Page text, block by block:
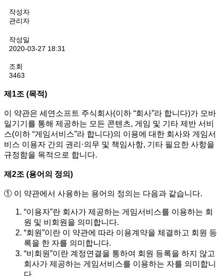
작성자
관리자
작성일
2020-03-27 18:31
조회
3463
제1조 (목적)
이 약관은 세연소프트 주식회사(이하 “회사”라 합니다)가 모바
일기기를 통해 제공하는 모든 콘텐츠, 게임 및 기타 제반 서비
스(이하 “게임서비스”라 합니다)의 이용에 대한 회사와 게임서
비스 이용자 간의 권리⋅의무 및 책임사항, 기타 필요한 사항을
규정함을 목적으로 합니다.
제2조 (용어의 정의)
① 이 약관에서 사용하는 용어의 정의는 다음과 같습니다.
“이용자”란 회사가 제공하는 게임서비스를 이용하는 회
원 및 비회원을 의미합니다.
“회원”이란 이 약관에 따라 이용계약을 체결하고 회원 등
록을 한 자를 의미합니다.
“비회원”이란 계정연결을 통하여 회원 등록을 하지 않고
회사가 제공하는 게임서비스를 이용하는 자를 의미합니
다.